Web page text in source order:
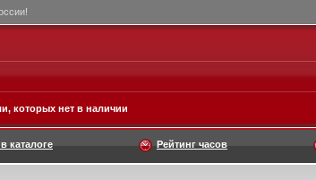
которых нет в наличии
каталоге Рейтинг часов